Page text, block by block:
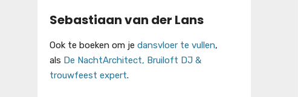
Sebastiaan van der Lans
Ook te boeken om je dansvloer te vullen,
als De NachtArchitect, Bruiloft DJ &
trouwfeest expert.